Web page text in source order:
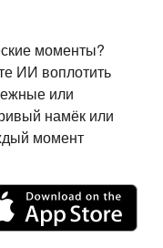
моменты?
ИИ воплотить
или
намёк или
момент